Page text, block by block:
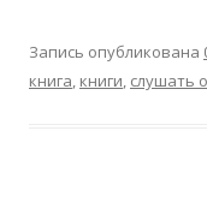
Запись опубликована
книга, книги, слушать